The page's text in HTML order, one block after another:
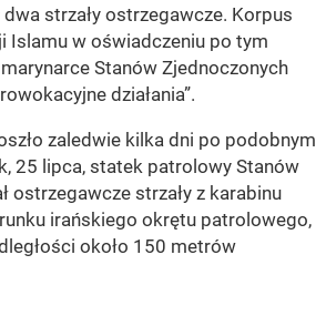
dwa strzały ostrzegawcze. Korpus
Islamu w oświadczeniu po tym
Stanów Zjednoczonych
działania”.
zaledwie kilka dni po podobnym
25 lipca, statek patrolowy Stanów
ostrzegawcze strzały z karabinu
irańskiego okrętu patrolowego,
około 150 metrów